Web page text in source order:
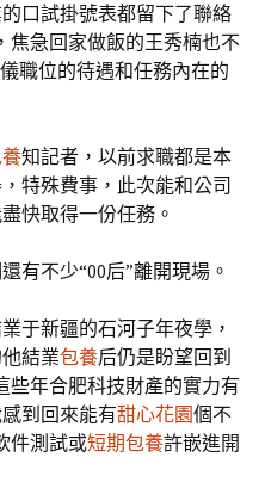
口試掛號表都留下了聯絡
焦急回家做飯的王秀楠也不
職位的待遇和任務內在的
知記者，以前求職都是本
特殊費事，此次能和公司
快取得一份任務。
有不少“00后”離開現場。
于新疆的石河子年夜學，
結業包養后仍是盼望回到
些年合肥科技財產的實力有
到回來能有甜心花園個不
件測試或短期包養許嵌進開